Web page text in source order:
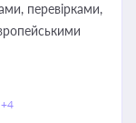
перевірками,
+4